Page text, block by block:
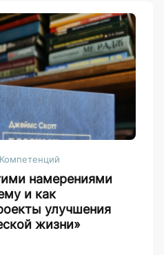
намерениями
и как
улучшения
жизни»